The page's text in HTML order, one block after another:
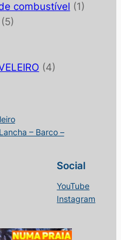
combustível (1)
(5)
(4)
– Barco –
Social
YouTube
Instagram